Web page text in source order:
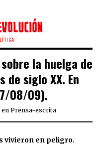
la huelga de
siglo XX. En
08/09).
en Prensa-escrita
vivieron en peligro.